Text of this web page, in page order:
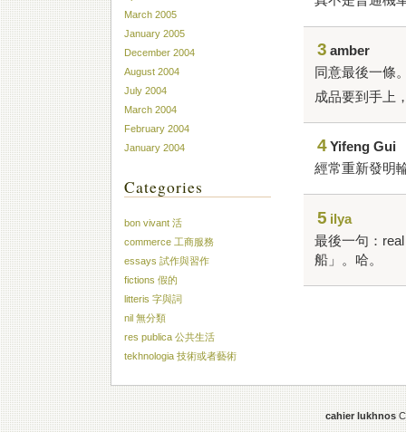
3 amber
同意最後一條
成品要到手上
4Yifeng Gui
經常重新發明
5 ilya
最後一句：
船」。哈。
March 2005
January 2005
December 2004
August 2004
July 2004
March 2004
February 2004
January 2004
Categories
bon vivant 活
commerce 工商服務
essays 試作與習作
fictions 假的
litteris 字與詞
nil 無分類
res publica 公共生活
tekhnologia 技術或者藝術
cahier lukhnos